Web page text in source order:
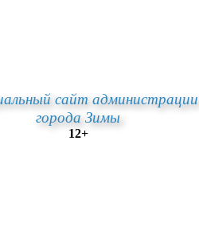
сайт администрации
города Зимы
12+